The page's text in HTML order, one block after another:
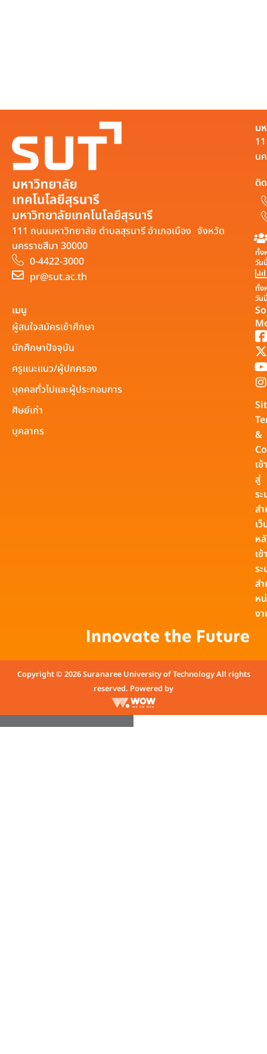
มหาวิทยาลัยเทคโนโลยีสุรนารี
111 ถนนมหาวิทยาลัย ตำบลสุรนารี อำเภอเมือง จังหวัด
นครราชสีมา 30000
0-4422-3000
pr@sut.ac.th
ม
น
ติ
ทั้ง
วัน
ทั้ง
วัน
เมนู
ผู้สนใจสมัครเข้าศึกษา
นักศึกษาปัจจุบัน
ครูแนะแนว/ผู้ปกครอง
บุคคลทั่วไปและผู้ประกอบการ
ศิษย์เก่า
บุคลากร
&
เข้า
สู่
ร
ส
เ
ห
เข้
ร
ส
ห
ง
Copyright © 2026 Suranaree University of Technology All rights
reserved. Powered by